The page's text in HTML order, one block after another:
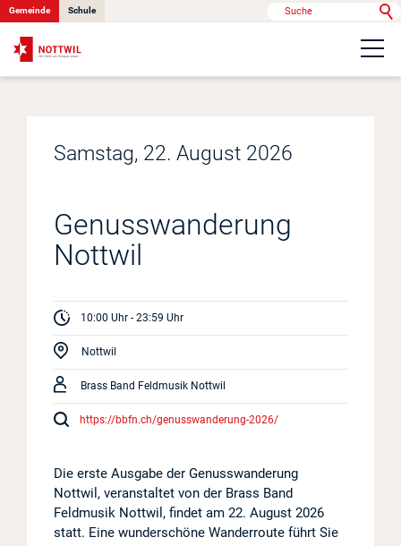
Politik & Verwaltung
Onlinedienste
Kontakt
Gemeinde Schule
News
Anlässe
Projekte
Log in
Barrierefrei
Samstag, 22. August 2026
Genusswanderung
Nottwil
10:00 Uhr - 23:59 Uhr
Nottwil
Brass Band Feldmusik Nottwil
https://bbfn.ch/genusswanderung-2026/
Die erste Ausgabe der Genusswanderung
Nottwil, veranstaltet von der Brass Band
Feldmusik Nottwil, findet am 22. August 2026
statt. Eine wunderschöne Wanderroute führt Sie